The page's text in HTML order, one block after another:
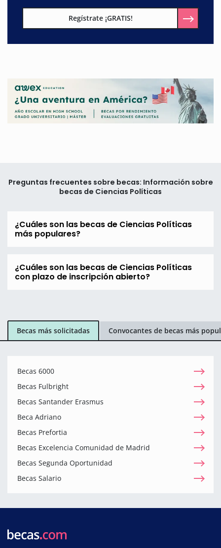
Regístrate ¡GRATIS!
Preguntas frecuentes sobre becas: Información sobre
becas de Ciencias Políticas
¿Cuáles son las becas de Ciencias Políticas
más populares?
¿Cuáles son las becas de Ciencias Políticas
con plazo de inscripción abierto?
Becas más solicitadas Convocantes de becas más
Becas 6000
Becas Fulbright
Becas Santander Erasmus
Beca Adriano
Becas Prefortia
Becas Excelencia Comunidad de Madrid
Becas Segunda Oportunidad
Becas Salario